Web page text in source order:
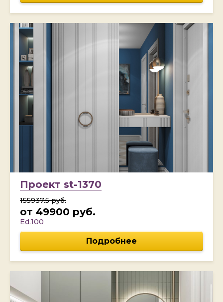
Проект st-1370
155937.5 руб.
от 49900 руб.
Ed.100
Подробнее